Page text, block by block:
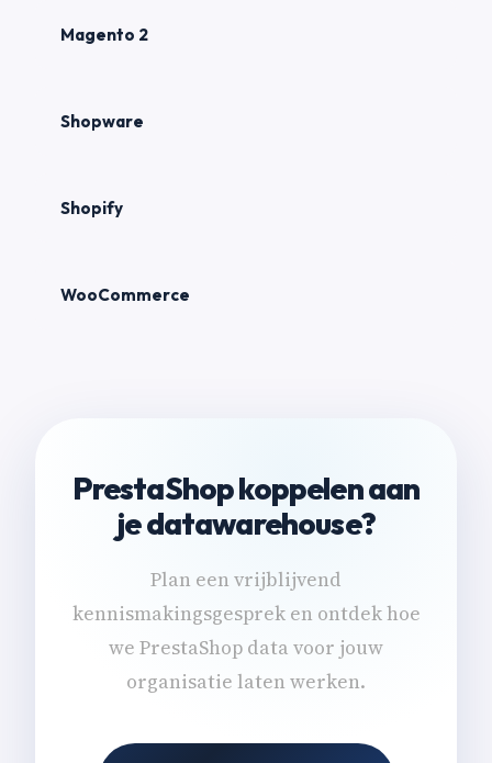
Magento 2
Shopware
Shopify
WooCommerce
PrestaShop koppelen aan
je datawarehouse?
Plan een vrijblijvend
kennismakingsgesprek en ontdek hoe
we PrestaShop data voor jouw
organisatie laten werken.